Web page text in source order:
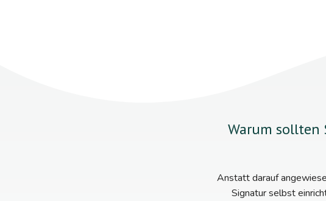
Warum sollten
Anstatt darauf
Signatur selbst